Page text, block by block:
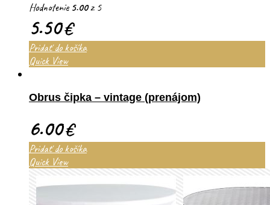
Hodnotenie 5.00z 5
5.50€
Pridať do košíka
Quick View
Obrus čipka – vintage (prenájom)
6.00€
Pridať do košíka
Quick View